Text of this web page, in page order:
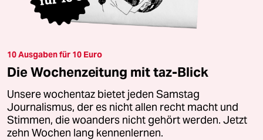
10 Ausgaben für 10 Euro
Die Wochenzeitung mit taz-Blick
Unsere wochentaz bietet jeden Samstag
Journalismus, der es nicht allen recht macht und
Stimmen, die woanders nicht gehört werden. Jetzt
zehn Wochen lang kennenlernen.